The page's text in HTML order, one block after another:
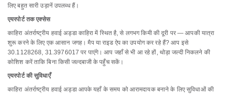
लिए बहुत सारी उड़ानें उपलब्ध हैं।
एयरपोर्ट तक एक्सेस
काहिरा अंतर्राष्ट्रीय हवाई अड्डा काहिरा में स्थित है, से लगभग किमी की दूरी पर — आपकी यात्रा
शुरू करने के लिए एक आसान जगह। मैप या राइड ऐप का उपयोग कर रहे हैं? आप इसे
30.1128268, 31.3976017 पर पाएंगे। आप जहाँ से भी आ रहे हों, थोड़ा जल्दी निकलने की
कोशिश करें ताकि बिना किसी जल्दबाजी के पहुँच सकें।
एयरपोर्ट की सुविधाएँ
काहिरा अंतर्राष्ट्रीय हवाई अड्डा आपके यहाँ के समय को आरामदायक बनाने के लिए सुविधाओं की